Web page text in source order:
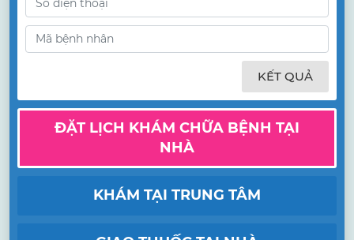
KẾT QUẢ
ĐẶT LỊCH KHÁM CHỮA BỆNH TẠI
NHÀ
KHÁM TẠI TRUNG TÂM